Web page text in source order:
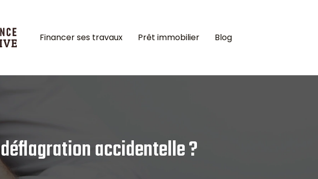
Financer ses travaux Prêt immobilier Blog
accidentelle ?